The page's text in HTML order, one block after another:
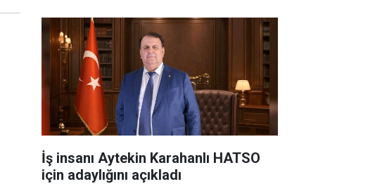
İş insanı Aytekin Karahanlı HATSO
için adaylığını açıkladı